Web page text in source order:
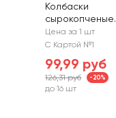
Колбаски
сырокопченые
SMAKKY
Цена за 1 шт
С Картой №1
99,99 руб
126,31 руб -20%
до 16 шт